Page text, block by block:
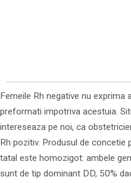
Femeile Rh negative nu exprima
preformati impotriva acestuia.
intereseaza pe noi, ca
Rh pozitiv. Produsul de
tatal este homozigot: ambele
sunt de tip dominant DD, 50%